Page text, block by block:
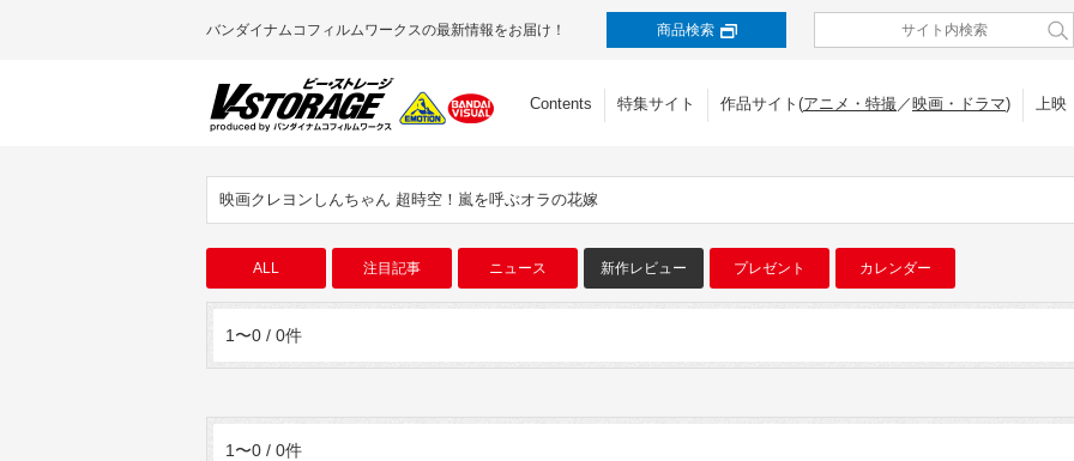
バンダイナムコフィルムワークスの最新情報をお届け！ 商品検索
Contents 特集サイト 作品サイト(アニメ・特撮／映画・ドラマ) 上映
映画クレヨンしんちゃん 超時空！嵐を呼ぶオラの花嫁
ALL 注目記事 ニュース 新作レビュー プレゼント カレンダー
1〜0 / 0件
1〜0 / 0件